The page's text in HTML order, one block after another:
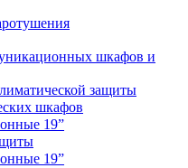
шкафов и
защиты
шкафов
19”
19”